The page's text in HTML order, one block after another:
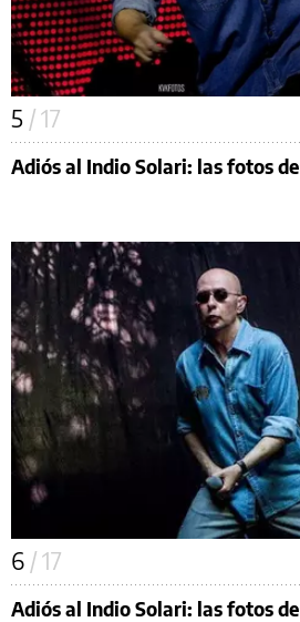
5 / 17
Adiós al Indio Solari: las fotos
6 / 17
Adiós al Indio Solari: las fotos